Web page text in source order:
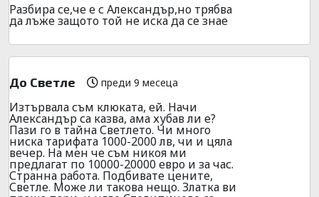
Разбира се,че е с Александър,но трябва
да лъже защото той не иска да се знае
До Светле преди 9 месеца
Изтървала съм клюката, ей. Начи
Александър са казва, ама хубав ли е?
Пази го в тайна Светлето. Чи много
ниска тарифата 1000-2000 лв, чи и цяла
вечер. На мен че съм никоя ми
предлагат по 10000-20000 евро и за час.
Странна работа. Подбивате цените,
Светле. Може ли такова нещо. Златка ви